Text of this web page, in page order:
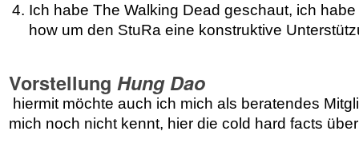
Ich habe The Walking Dead geschaut, ich
how um den StuRa eine konstruktive
Vorstellung Hung Dao
hiermit möchte auch ich mich als beratendes
mich noch nicht kennt, hier die cold hard facts